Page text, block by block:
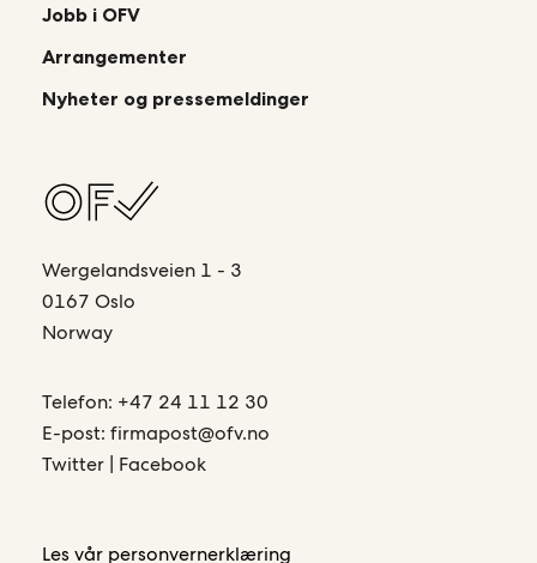
Jobb i OFV
Arrangementer
Nyheter og pressemeldinger
Wergelandsveien 1 - 3
0167 Oslo
Norway
Telefon: +47 24 11 12 30
E-post:firmapost@ofv.no
Twitter
Facebook
Les vår personvernerklæring